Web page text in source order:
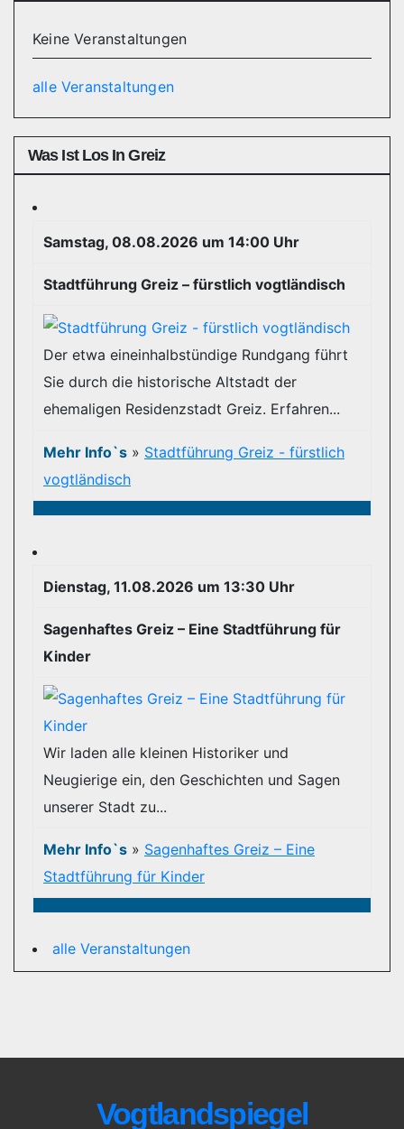
Keine Veranstaltungen
alle Veranstaltungen
Was Ist Los In Greiz
Samstag, 08.08.2026 um 14:00 Uhr
Stadtführung Greiz – fürstlich vogtländisch
Der etwa eineinhalbstündige Rundgang führt
Sie durch die historische Altstadt der
ehemaligen Residenzstadt Greiz. Erfahren...
Mehr Info`s » Stadtführung Greiz - fürstlich
vogtländisch
Dienstag, 11.08.2026 um 13:30 Uhr
Sagenhaftes Greiz – Eine Stadtführung für
Kinder
Wir laden alle kleinen Historiker und
Neugierige ein, den Geschichten und Sagen
unserer Stadt zu...
Mehr Info`s » Sagenhaftes Greiz – Eine
Stadtführung für Kinder
alle Veranstaltungen
Vogtlandspiegel